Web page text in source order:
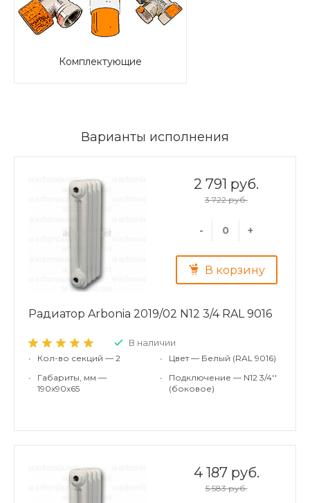
Комплектующие
Варианты исполнения
2 791 руб.
3 722 руб.
- +
В корзину
Радиатор Arbonia 2019/02 N12 3/4 RAL 9016
В наличии
•
Кол-во секций — 2
•
Габариты, мм —
190x90x65
•
Цвет — Белый (RAL 9016)
•
Подключение — N12 3/4''
(боковое)
4 187 руб.
5 583 руб.